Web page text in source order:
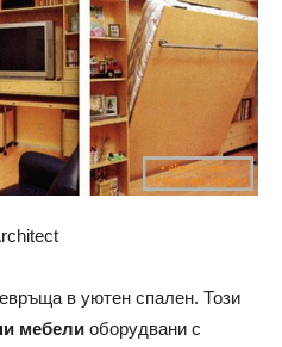
в уютен спален. Този
мебели оборудвани с